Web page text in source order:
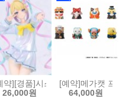
메탈 패닉 - 아바레스트
틱 모델 시리즈 풀 메탈 패닉
약][경품]시스템 서비스 Vivit
26,000원
[예약]메가캣
64,000원